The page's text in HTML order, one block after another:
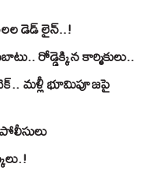
డెడ్‌ లైన్‌..!
రోడ్డెక్కిన కార్మికులు..
మళ్లీ భూమిపూజపై